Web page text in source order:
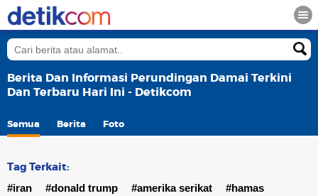
Berita Dan Informasi Perundingan Damai Terkini
Dan Terbaru Hari Ini - Detikcom
Semua Berita Foto
Tag Terkait:
#iran #donald trump #amerika serikat
#hamas